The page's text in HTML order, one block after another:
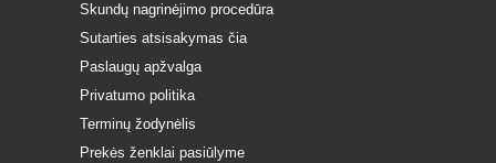
Skundų nagrinėjimo procedūra
Sutarties atsisakymas čia
Paslaugų apžvalga
Privatumo politika
Terminų žodynėlis
Prekės ženklai pasiūlyme